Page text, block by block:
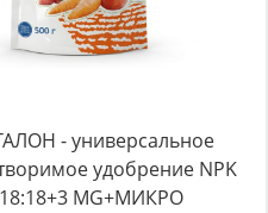
- универсальное
удобрение NPK
MG+МИКРО